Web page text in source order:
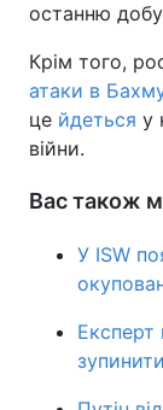
останню
Крім того,
атаки в
це йдеться у
війни.
Вас також
У ISW
Експерт